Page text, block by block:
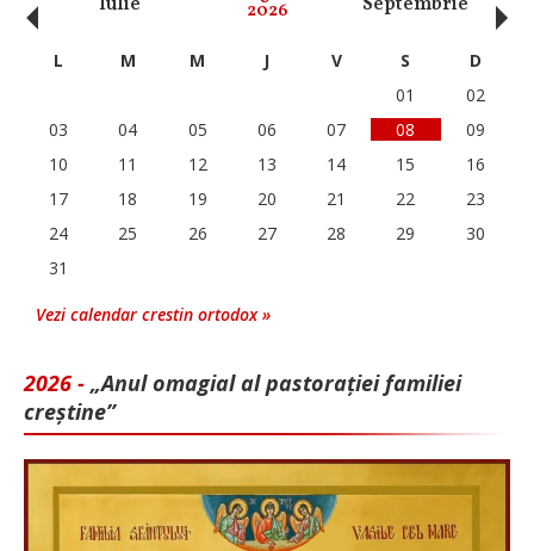
2026
‹ L M M J V S
D
01
02
03
04 05 06 07 08
09
10
11 12 13 14 15
16
17
18 19 20 21 22
23
24
25 26 27 28 29
30
31
Vezi calendar crestin ortodox »
2026 - „Anul omagial al pastorației familiei
creștine”